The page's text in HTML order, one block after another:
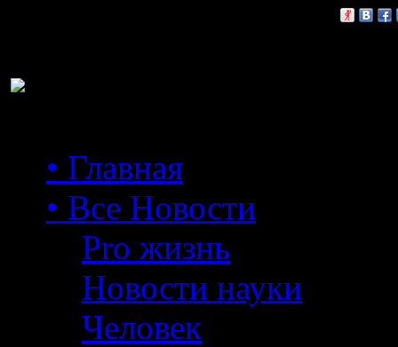
• Главная
• Все Новости
Pro жизнь
Новости науки
Человек